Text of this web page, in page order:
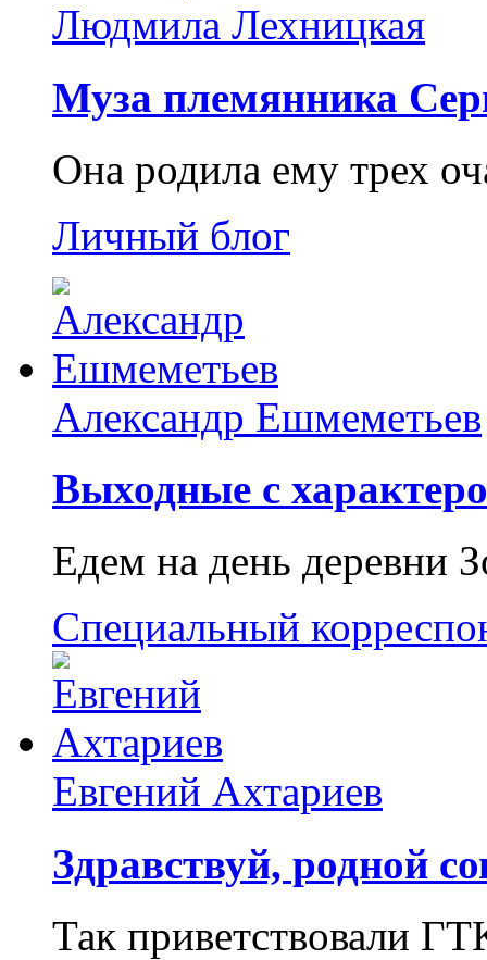
Людмила Лехницкая
Муза племянника
Она родила ему трех
Личный блог
Александр Ешмеметьев
Выходные с
Едем на день деревни
Специальный
Евгений Ахтариев
Здравствуй, родной
Так приветствовали